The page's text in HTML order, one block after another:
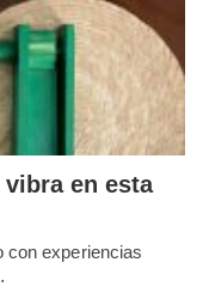
vibra en esta
con experiencias